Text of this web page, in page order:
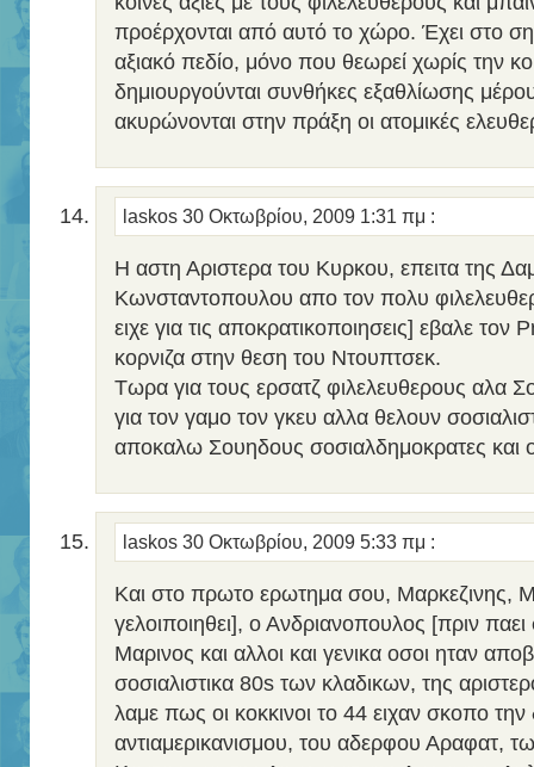
προέρχονται από αυτό το χώρο. Έχει στο
αξιακό πεδίο, μόνο που θεωρεί χωρίς την
δημιουργούνται συνθήκες εξαθλίωσης
ακυρώνονται στην πράξη οι ατομικές
laskos 30 Οκτωβρίου, 2009 1:31 πμ :
Η αστη Αριστερα του Κυρκου, επειτα της
Κωνσταντοπουλου απο τον πολυ
ειχε για τις αποκρατικοποιησεις] εβαλε τον
κορνιζα στην θεση του Ντουπτσεκ.
Τωρα για τους ερσατζ φιλελευθερους αλα
για τον γαμο τον γκευ αλλα θελουν
αποκαλω Σουηδους σοσιαλδημοκρατες και
laskos 30 Οκτωβρίου, 2009 5:33 πμ :
Και στο πρωτο ερωτημα σου, Μαρκεζινης,
γελοιποιηθει], ο Ανδριανοπουλος [πριν
Μαρινος και αλλοι και γενικα οσοι ηταν
σοσιαλιστικα 80s των κλαδικων, της
λαμε πως οι κοκκινοι το 44 ειχαν σκοπο την
αντιαμερικανισμου, του αδερφου Αραφατ,